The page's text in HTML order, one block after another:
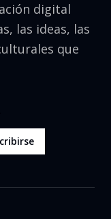
digital
las ideas, las
que